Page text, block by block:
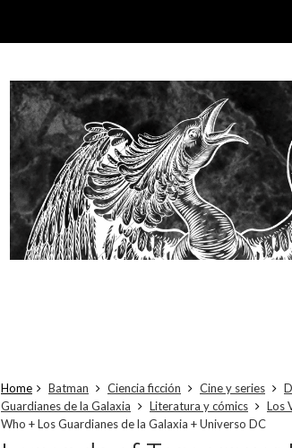
Home Batman Ciencia ficción Cine y series
Guardianes de la Galaxia
Literatura y cómics Los
Who + Los Guardianes de la Galaxia + Universo DC